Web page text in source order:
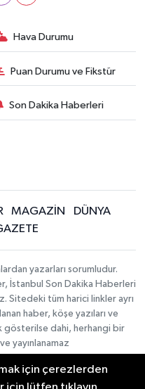
Hava Durumu
Puan Durumu ve Fikstür
Son Dakika Haberleri
MAGAZİN
DÜNYA
yazarları sorumludur.
İstanbul Son Dakika Haberleri
Sitedeki tüm harici linkler ayrı
haber, köşe yazıları ve
gösterilse dahi, herhangi bir
yayınlanamaz
için çerezlerden